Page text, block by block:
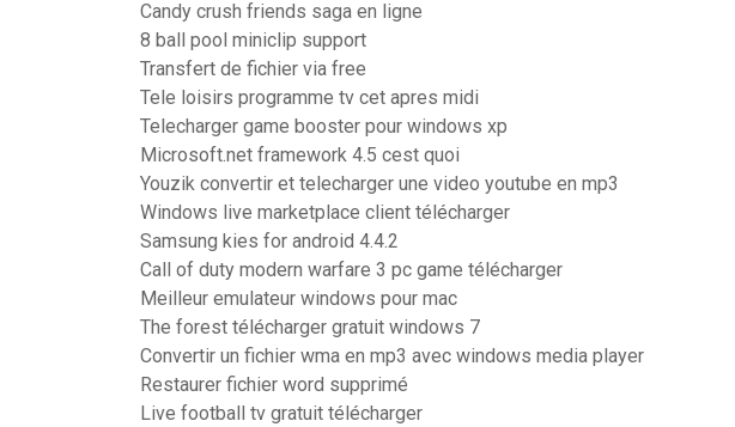
Candy crush friends saga en ligne
8 ball pool miniclip support
Transfert de fichier via free
Tele loisirs programme tv cet apres midi
Telecharger game booster pour windows xp
Microsoft.net framework 4.5 cest quoi
Youzik convertir et telecharger une video youtube en mp3
Windows live marketplace client télécharger
Samsung kies for android 4.4.2
Call of duty modern warfare 3 pc game télécharger
Meilleur emulateur windows pour mac
The forest télécharger gratuit windows 7
Convertir un fichier wma en mp3 avec windows media player
Restaurer fichier word supprimé
Live football tv gratuit télécharger